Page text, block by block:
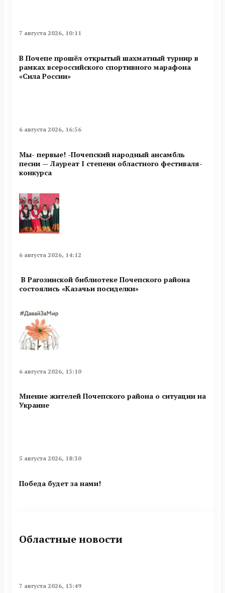
7 августа 2026, 10:11
В Почепе прошёл открытый шахматный турнир в
рамках всероссийского спортивного марафона
«Сила России»
6 августа 2026, 16:56
Мы- первые! -Почепский народный ансамбль
песни — Лауреат I степени областного фестиваля-
конкурса
6 августа 2026, 14:12
В Рагозинской библиотеке Почепского района
состоялись «Казачьи посиделки»
6 августа 2026, 13:10
Мнение жителей Почепского района о ситуации на
Украине
5 августа 2026, 18:30
Победа будет за нами!
Областные новости
7 августа 2026, 13:49